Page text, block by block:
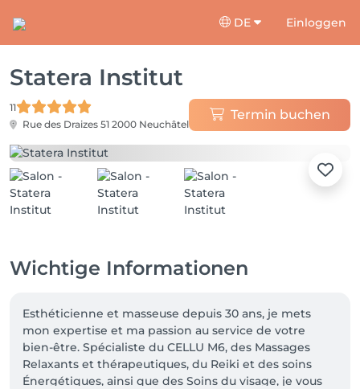
DE Einloggen
Statera Institut
11
Rue des Draizes 51 2000 Neuchâtel
Termin buchen
Wichtige Informationen
Esthéticienne et masseuse depuis 30 ans, je mets
mon expertise et ma passion au service de votre
bien-être. Spécialiste du CELLU M6, des Massages
Relaxants et thérapeutiques, du Reiki et des soins
Énergétiques, ainsi que des Soins du visage, je vous